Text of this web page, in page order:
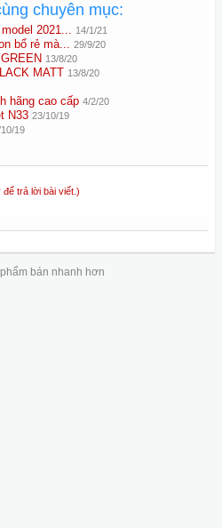
chuyên mục:
2021... 14/1/21
bổ rẻ mà... 29/9/20
13/8/20
MATT 13/8/20
hãng cao cấp 4/2/20
N33 23/10/19
10/19
trả lời bài viết.)
bán nhanh hơn